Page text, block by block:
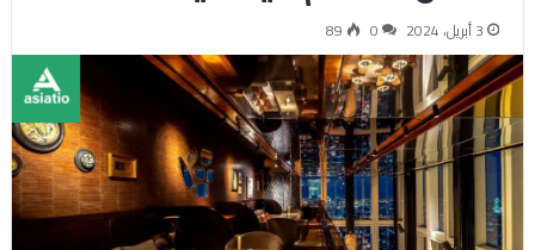
3 أبريل، 2024 0
89